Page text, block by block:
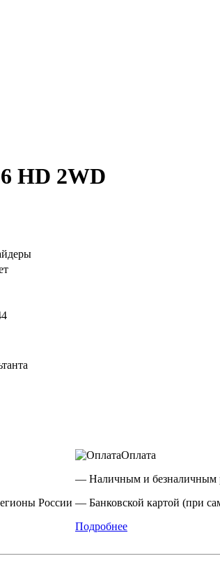
HD 2WD
России
Оплата
— Наличным и безналичным
— Банковской картой (при
Подробнее